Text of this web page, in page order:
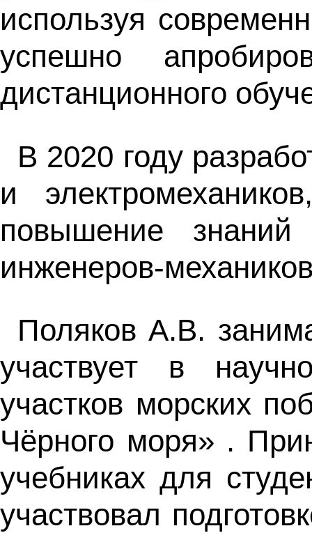
используя
успешно
дистанционного
В 2020 году
и
повышение знаний
инженеров-
Поляков А.В.
участвует в
участков морских
Чёрного моря» .
учебниках для
участвовал